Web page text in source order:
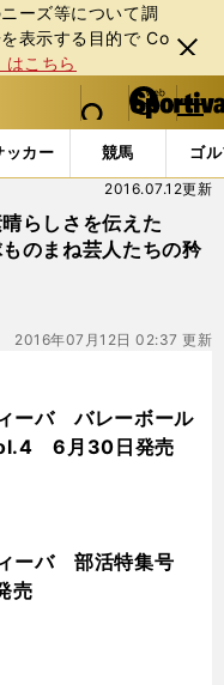
ーズ等について調
表⽰する⽬的で Co
はこちら
閉じ
る
web Sportiva (webスポルティーバ)
検索
マイペ
ー
ジ
メニュ
ッカー 競馬 ゴ
ュース・ 情報
晴らしさを伝えた
のまね芸人たちの矜
2016.07.12更新
2016年07月12日 02:37 更新
ーバ バレーボール
6月30日発売
ーバ 部活特集号
売